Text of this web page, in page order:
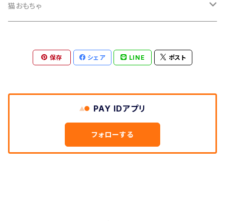
セット
猫おもちゃ
保存 シェア LINE ポスト
PAY IDアプリ
フォローする